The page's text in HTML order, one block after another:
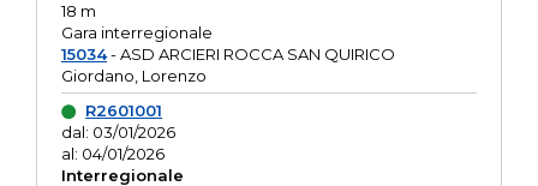
18 m
Gara interregionale
15034- ASD ARCIERI ROCCA SAN QUIRICO
Giordano, Lorenzo
R2601001
dal: 03/01/2026
al: 04/01/2026
Interregionale